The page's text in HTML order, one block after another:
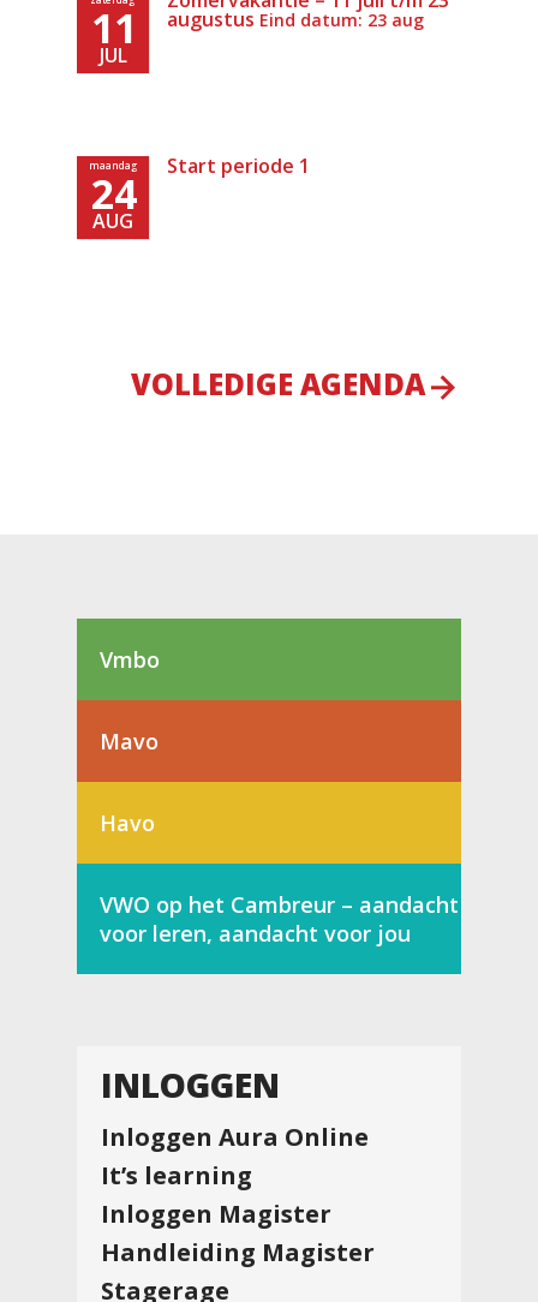
11
JUL
augustus Eind datum: 23 aug
maandag
24
AUG
Start periode 1
VOLLEDIGE AGENDA
Vmbo
Mavo
Havo
VWO op het Cambreur – aandacht
voor leren, aandacht voor jou
INLOGGEN
Inloggen Aura Online
It’s learning
Inloggen Magister
Handleiding Magister
Stagerage